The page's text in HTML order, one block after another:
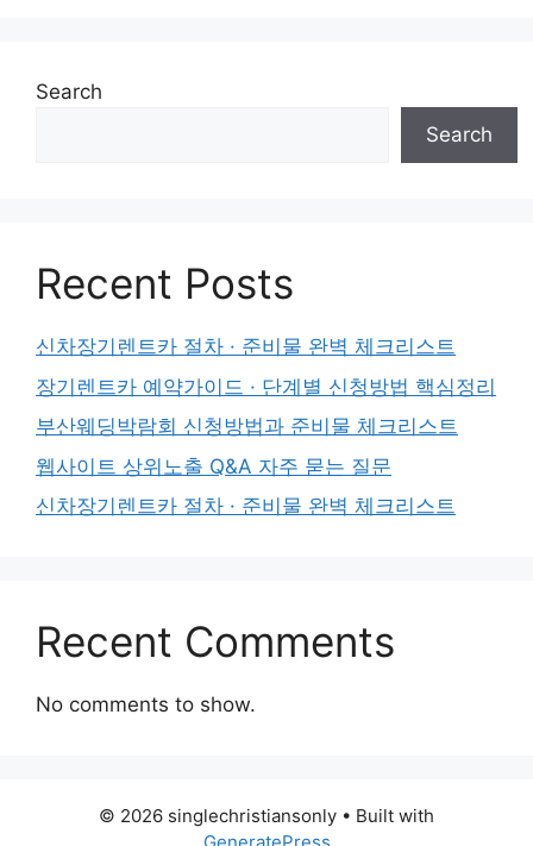
Search
Search
Recent Posts
신차장기렌트카 절차 · 준비물 완벽 체크리스트
장기렌트카 예약가이드 · 단계별 신청방법 핵심정리
부산웨딩박람회 신청방법과 준비물 체크리스트
웹사이트 상위노출 Q&A 자주 묻는 질문
신차장기렌트카 절차 · 준비물 완벽 체크리스트
Recent Comments
No comments to show.
© 2026 singlechristiansonly • Built with